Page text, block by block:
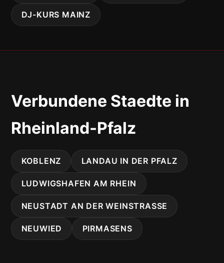
DJ-KURS MAINZ
Verbundene Staedte in
Rheinland-Pfalz
KOBLENZ LANDAU IN DER PFALZ
LUDWIGSHAFEN AM RHEIN
NEUSTADT AN DER WEINSTRASSE
NEUWIED PIRMASENS